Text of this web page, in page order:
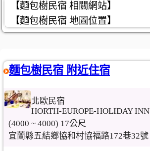
【麵包樹民宿 相關網站】
【麵包樹民宿 地圖位置】
麵包樹民宿 附近住宿
北歐民宿
HORTH-EUROPE-HOLIDAY INN
(4000 ~ 4000) 17公尺
宜蘭縣五結鄉協和村協福路172巷32號